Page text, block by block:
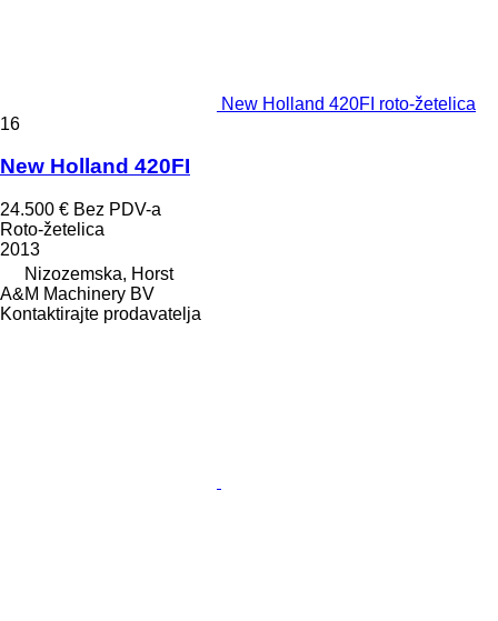
New Holland 420FI roto-žetelica
16
New Holland 420FI
24.500 € Bez PDV-a
Roto-žetelica
2013
Nizozemska, Horst
A&M Machinery BV
Kontaktirajte prodavatelja